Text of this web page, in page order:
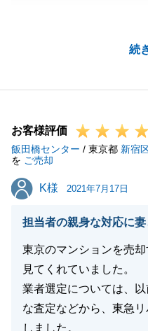
続
で至らなかった点があ
今後またお手伝いさせ
す。
今後とも、何卒宜しく
お客様評価
飯田橋センター / 東京都 新宿
を ご売却
K様
K様 2021年7月17日
担当者の親身な対応に
東京のマンションを売
見てくれていました。
業者選定については、
な査定などから、東急
しました。